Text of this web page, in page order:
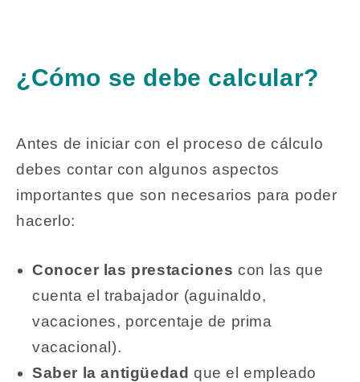
¿Cómo se debe calcular?
Antes de iniciar con el proceso de cálculo
debes contar con algunos aspectos
importantes que son necesarios para poder
hacerlo:
Conocer las prestaciones con las que
cuenta el trabajador (aguinaldo,
vacaciones, porcentaje de prima
vacacional).
Saber la antigüedad que el empleado